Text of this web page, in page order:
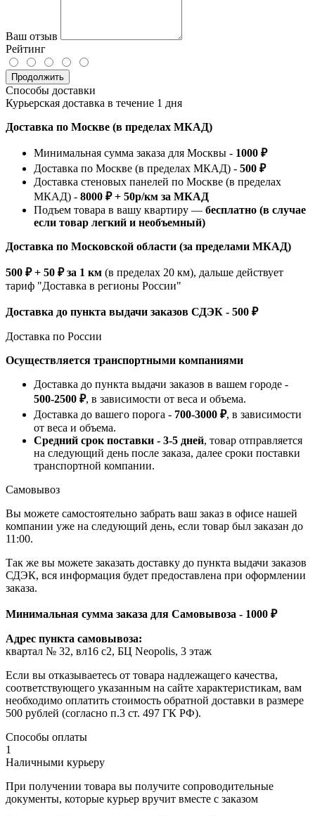
Ваш отзыв
Рейтинг
Продолжить
Способы доставки
Курьерская доставка в течение 1 дня
Доставка по Москве (в пределах МКАД)
Минимальная сумма заказа для Москвы - 1000 ₽
Доставка по Москве (в пределах МКАД) - 500 ₽
Доставка стеновых панелей по Москве (в пределах
МКАД) - 8000 ₽ + 50р/км за МКАД
Подъем товара в вашу квартиру — бесплатно (в случае
если товар легкий и необъемный)
Доставка по Московской области (за пределами МКАД)
500 ₽ + 50 ₽ за 1 км (в пределах 20 км), дальше действует
тариф "Доставка в регионы России"
Доставка до пункта выдачи заказов СДЭК - 500 ₽
Доставка по России
Осуществляется транспортными компаниями
Доставка до пункта выдачи заказов в вашем городе -
500-2500 ₽, в зависимости от веса и объема.
Доставка до вашего порога - 700-3000 ₽, в зависимости
от веса и объема.
Средний срок поставки - 3-5 дней, товар отправляется
на следующий день после заказа, далее сроки поставки
транспортной компании.
Самовывоз
Вы можете самостоятельно забрать ваш заказ в офисе нашей
компании уже на следующий день, если товар был заказан до
11:00.
Так же вы можете заказать доставку до пункта выдачи заказов
СДЭК, вся информация будет предоставлена при оформлении
заказа.
Минимальная сумма заказа для Самовывоза - 1000 ₽
Адрес пункта самовывоза:
квартал № 32, вл16 с2, БЦ Neopolis, 3 этаж
Если вы отказываетесь от товара надлежащего качества,
соответствующего указанным на сайте характеристикам, вам
необходимо оплатить стоимость обратной доставки в размере
500 рублей (согласно п.3 ст. 497 ГК РФ).
Способы оплаты
1
Наличными курьеру
При получении товара вы получите сопроводительные
документы, которые курьер вручит вместе с заказом